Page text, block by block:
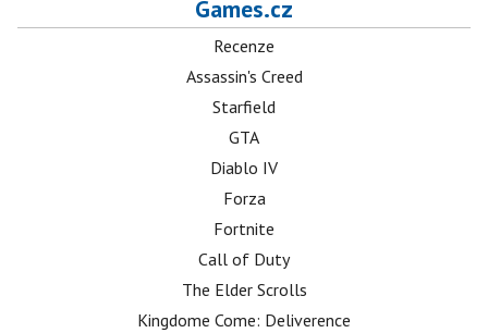
Games.cz
Recenze
Assassin's Creed
Starfield
GTA
Diablo IV
Forza
Fortnite
Call of Duty
The Elder Scrolls
Kingdome Come: Deliverence